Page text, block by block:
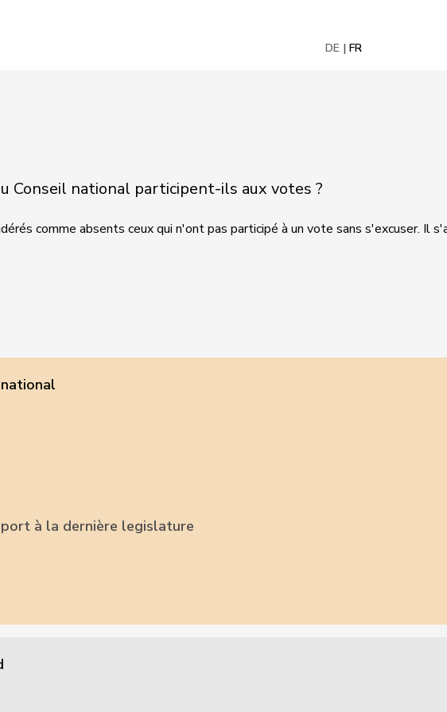
DE FR
Conseil national participent-ils aux votes ?
comme absents ceux qui n'ont pas participé à un vote sans s'excuser.
à la dernière legislature